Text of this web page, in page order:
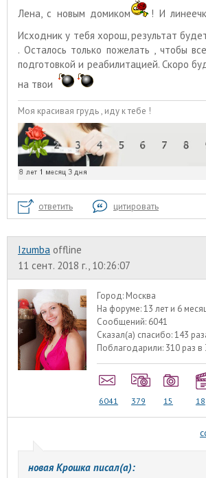
Лена, с новым домиком ! И
Исходник у тебя хорош, результат
. Осталось только пожелать , чтобы
подготовкой и реабилитацией. Скоро
на твои
Моя красивая грудь , иду к тебе !
ответить цитировать
Izumba offline
11 сент. 2018 г., 10:26:07
Город: Москва
На форуме:13 лет и 6
Сообщений: 6041
Сказал(а) спасибо:143
Поблагодарили: 310 раз
6041 379 15 18
новая Крошка писал(а):